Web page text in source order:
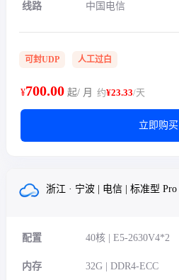
线路 中国电信
可封UDP 人工过白
¥700.00 起/ 月 约¥23.33/天
立即购买
浙江 · 宁波 | 电信 | 标准型 Pro
配置 40核 | E5-2630V4*2
内存 32G | DDR4-ECC